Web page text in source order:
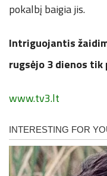
pokalbį baigia jis.
Intriguojantis
rugsėjo 3 dienos tik
www.tv3.lt